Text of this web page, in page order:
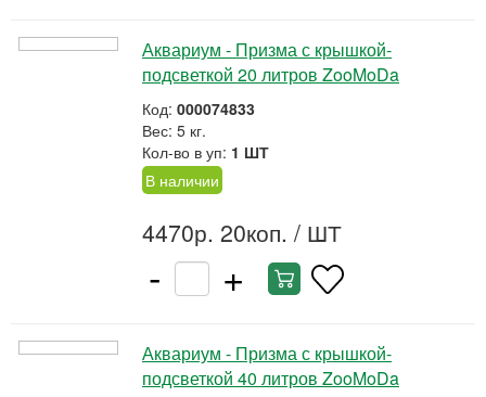
Аквариум - Призма с крышкой-
подсветкой 20 литров ZooMoDa
Код: 000074833
Вес: 5 кг.
Кол-во в уп: 1 ШТ
В наличии
4470р. 20коп. / ШТ
- +
Аквариум - Призма с крышкой-
подсветкой 40 литров ZooMoDa